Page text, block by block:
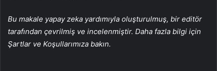
Bu makale yapay zeka yardımıyla oluşturulmuş, bir editör
tarafından çevrilmiş ve incelenmiştir. Daha fazla bilgi için
Şartlar ve Koşullarımıza bakın.